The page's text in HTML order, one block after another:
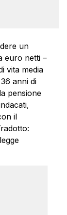
un
euro netti –
vita media
anni di
pensione
il